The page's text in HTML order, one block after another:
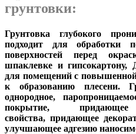
грунтовки:
Грунтовка глубокого
подходит для обработки
поверхностей перед
шпаклевке и
для помещений с
к образованию плесени.
однородное,
покрытие, придающее
свойства, придающее
улучшающее адгезию